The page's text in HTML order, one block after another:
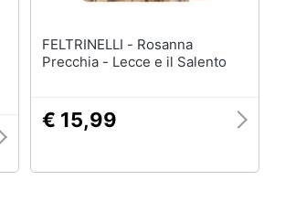
FELTRINELLI - Rosanna
Precchia - Lecce e il Salento
€ 15,99